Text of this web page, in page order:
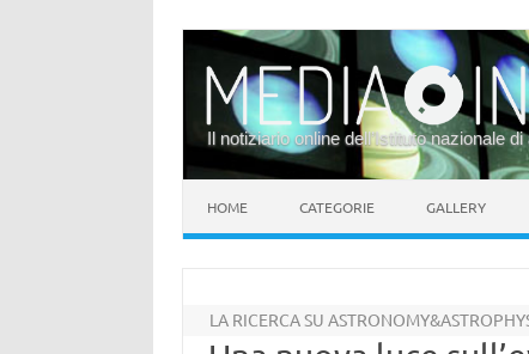
Il notiziario online dell’Istituto nazionale
HOME CATEGORIE GALLERY
LA RICERCA SU